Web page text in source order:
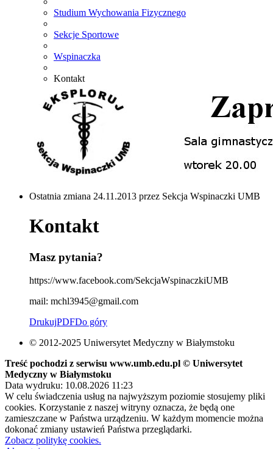
Studium Wychowania Fizycznego
Sekcje Sportowe
Wspinaczka
Kontakt
Ostatnia zmiana 24.11.2013 przez Sekcja Wspinaczki UMB
Kontakt
Masz pytania?
https://www.facebook.com/SekcjaWspinaczkiUMB
mail: mchl3945@gmail.com
DrukujPDFDo góry
© 2012-2025 Uniwersytet Medyczny w Białymstoku
Treść pochodzi z serwisu www.umb.edu.pl © Uniwersytet
Medyczny w Białymstoku
Data wydruku: 10.08.2026 11:23
W celu świadczenia usług na najwyższym poziomie stosujemy pliki
cookies. Korzystanie z naszej witryny oznacza, że będą one
zamieszczane w Państwa urządzeniu. W każdym momencie można
dokonać zmiany ustawień Państwa przeglądarki.
Zobacz politykę cookies.